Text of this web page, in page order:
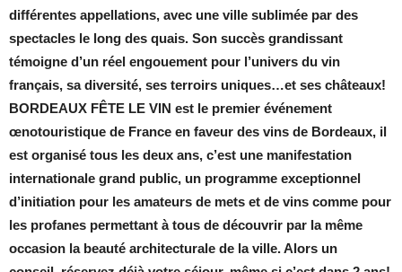
différentes appellations, avec une ville sublimée par des
spectacles le long des quais. Son succès grandissant
témoigne d’un réel engouement pour l’univers du vin
français, sa diversité, ses terroirs uniques…et ses châteaux!
BORDEAUX FÊTE LE VIN est le premier événement
œnotouristique de France en faveur des vins de Bordeaux, il
est organisé tous les deux ans, c’est une manifestation
internationale grand public, un programme exceptionnel
d’initiation pour les amateurs de mets et de vins comme pour
les profanes permettant à tous de découvrir par la même
occasion la beauté architecturale de la ville. Alors un